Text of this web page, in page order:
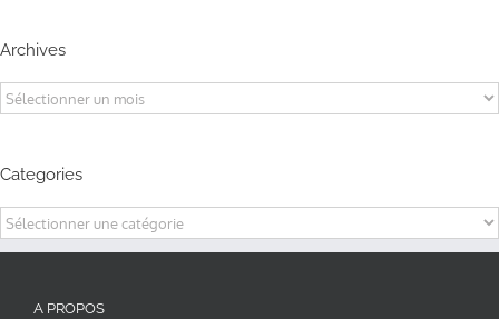
Archives
Archives
Categories
Categories
A PROPOS